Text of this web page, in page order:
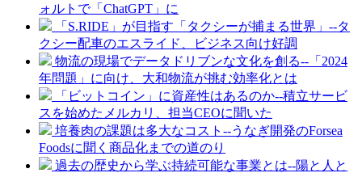
ォルトで「ChatGPT」に
「S.RIDE」が目指す「タクシーが捕まる世界」--タ
クシー配車のエスライド、ビジネス向け好調
物流の現場でデータドリブンな文化を創る--「2024
年問題」に向け、大和物流が挑む効率化とは
「ビットコイン」に資産性はあるのか--積立サービ
スを始めたメルカリ、担当CEOに聞いた
培養肉の課題は多大なコスト--うなぎ開発のForsea
Foodsに聞く商品化までの道のり
過去の歴史から学ぶ持続可能な事業とは--陽と人と